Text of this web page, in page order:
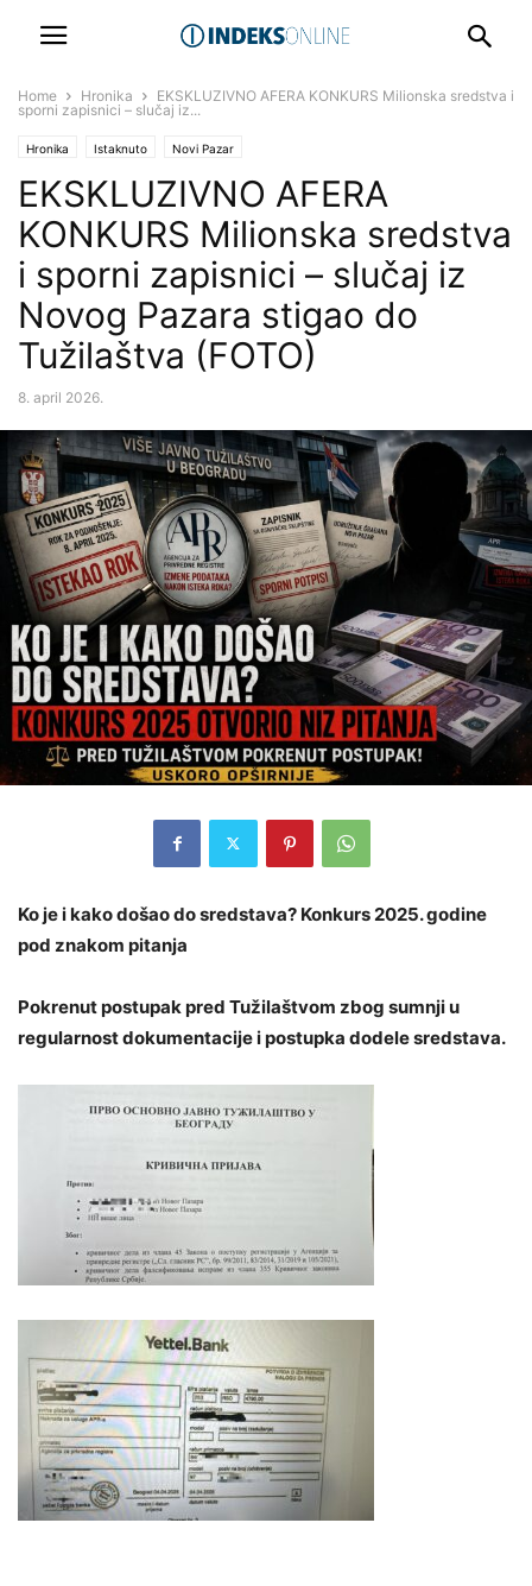
Home Hronika
EKSKLUZIVNO AFERA KONKURS Milionska sredstva i
sporni zapisnici – slučaj iz...
Hronika Istaknuto Novi Pazar
EKSKLUZIVNO AFERA
KONKURS Milionska sredstva
i sporni zapisnici – slučaj iz
Novog Pazara stigao do
Tužilaštva (FOTO)
8. april 2026.
Ko je i kako došao do sredstava? Konkurs 2025. godine
pod znakom pitanja
Pokrenut postupak pred Tužilaštvom zbog sumnji u
regularnost dokumentacije i postupka dodele sredstava.